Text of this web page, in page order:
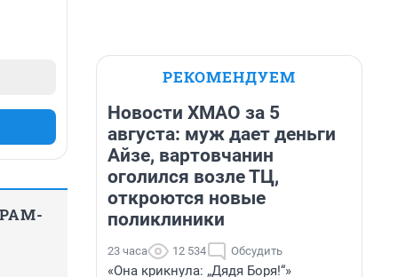
РЕКОМЕНДУЕМ
Новости ХМАО за 5
августа: муж дает деньги
Айзе, вартовчанин
оголился возле ТЦ,
откроются новые
поликлиники
23 часа 12 534 Обсудить
«Она крикнула: „Дядя Боря!“»